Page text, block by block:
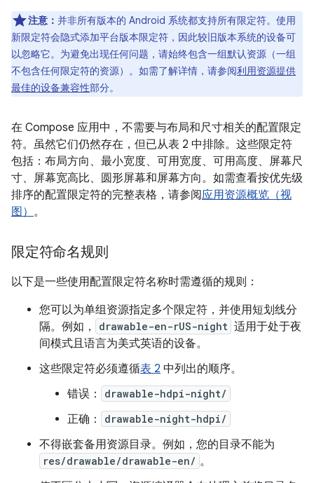
注意： 并非所有版本的 Android 系统都支持所有限定符。使用
新限定符会隐式添加平台版本限定符，因此较旧版本系统的设备可
以忽略它。为避免出现任何问题，请始终包含一组默认资源（一组
不包含任何限定符的资源）。 如需了解详情，请参阅利用资源提供
最佳的设备兼容性部分。
在 Compose 应用中，不需要与布局和尺寸相关的配置限定
符。虽然它们仍然存在，但已从表 2 中排除。这些限定符
包括：布局方向、最小宽度、可用宽度、可用高度、屏幕尺
寸、屏幕宽高比、圆形屏幕和屏幕方向。如需查看按优先级
排序的配置限定符的完整表格，请参阅应用资源概览（视
图） 。
限定符命名规则
以下是一些使用配置限定符名称时需遵循的规则：
您可以为单组资源指定多个限定符，并使用短划线分
隔。例如，
drawable-en-rUS-night 适用于处于夜
间模式且语言为美式英语的设备。
这些限定符必须遵循表 2 中列出的顺序。
错误：
drawable-hdpi-night/
正确： drawable-night-hdpi/
不得嵌套备用资源目录。例如，您的目录不能为
res/drawable/drawable-en/ 。